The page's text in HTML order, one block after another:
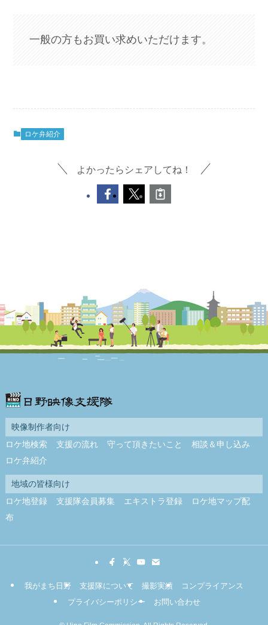
一般の方もお買い求めいただけます。
ロケ弁紹介
よかったらシェアしてね！
映像制作者向け
ロケ地検索
支援の流れ 守って頂きたいこと
相談＆申し込み
ロケ弁紹介
地域の皆様向け
ロケ地登録
支援隊会員募集 エキストラ登録
ロケ地マップ配
布
我がまち日野 支援隊について 撮影実績
コンプライアンス
プライバシーポリシー
お問い合わせ